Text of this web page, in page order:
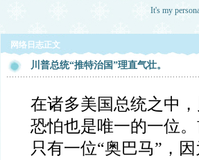
It's my
网络日志正文
川普总统“推特治国”理直气壮。
在诸多美国总统之中
恐怕也是唯一的一位
只有一位“奥巴马”，